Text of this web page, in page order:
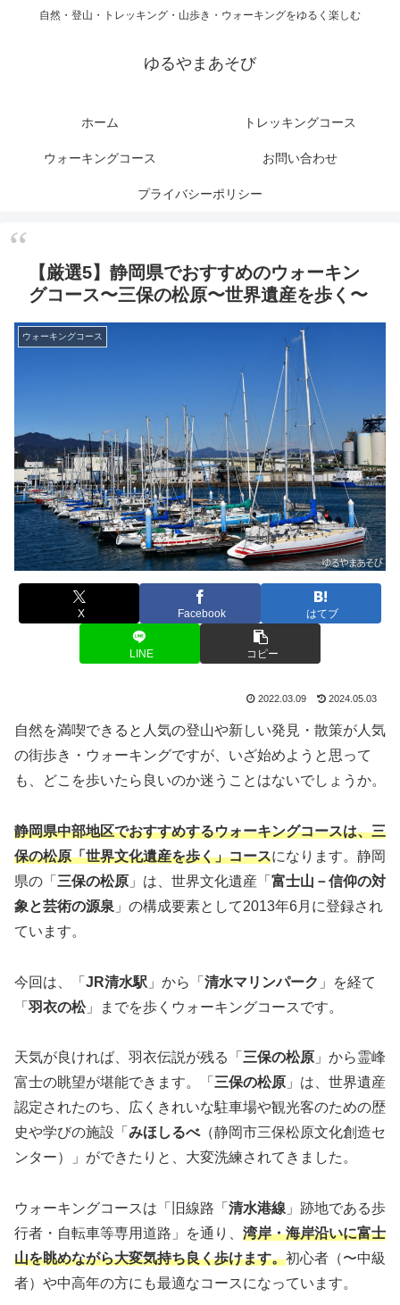
自然・登山・トレッキング・山歩き・ウォーキングをゆるく楽しむ
ゆるやまあそび
ホーム トレッキングコース
ウォーキングコース お問い合わせ
プライバシーポリシー
【厳選5】静岡県でおすすめのウォーキン
グコース〜三保の松原〜世界遺産を歩く〜
ウォーキングコース
X Facebook はてブ
LINE コピー
2022.03.09 2024.05.03
自然を満喫できると人気の登山や新しい発見・散策が人気
の街歩き・ウォーキングですが、いざ始めようと思って
も、どこを歩いたら良いのか迷うことはないでしょうか。
静岡県中部地区でおすすめするウォーキングコースは、三
保の松原「世界文化遺産を歩く」コースになります。静岡
県の「 三保の松原 」は、世界文化遺産「 富士山－信仰の対
象と芸術の源泉 」の構成要素として2013年6月に登録され
ています。
今回は、「 JR清水駅 」から「 清水マリンパーク 」を経て
「 羽衣の松」までを歩くウォーキングコースです。
天気が良ければ、羽衣伝説が残る「 三保の松原 」から霊峰
富士の眺望が堪能できます。「 三保の松原 」は、世界遺産
認定されたのち、広くきれいな駐車場や観光客のための歴
史や学びの施設「 みほしるべ（静岡市三保松原文化創造セ
ンター）」ができたりと、大変洗練されてきました。
ウォーキングコースは「旧線路「 清水港線 」跡地である歩
行者・自転車等専用道路」を通り、 湾岸・海岸沿いに富士
山を眺めながら大変気持ち良く歩けます。初心者（〜中級
者）や中高年の方にも最適なコースになっています。